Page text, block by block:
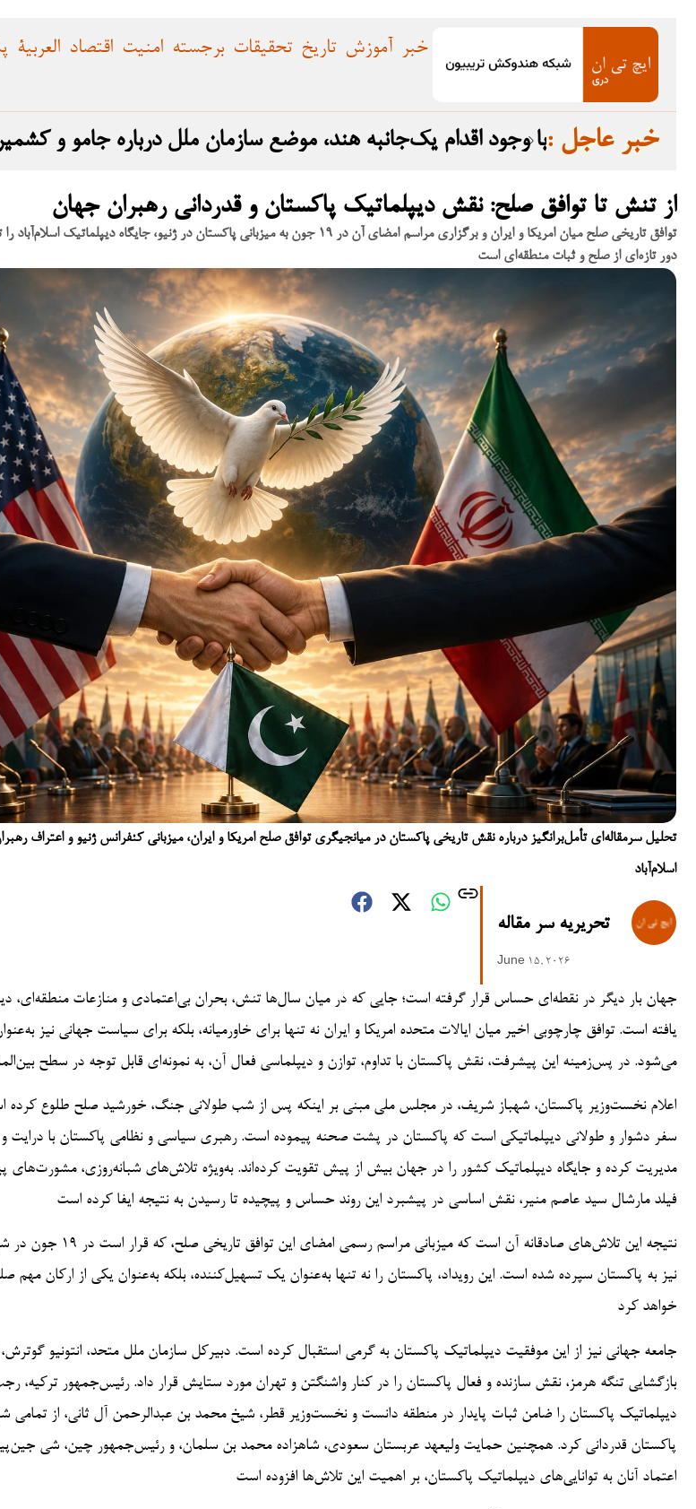
اقتصاد امنیت برجسته تحقیقات تاریخ آموزش خبر العربية
با وجود اقدام یک‌جانبه هند، موضع سازمان ملل درباره جامو و : خبر عاجل
از تنش تا توافق صلح: نقش دیپلماتیک پاکستان و قدردانی رهبران جهان
توافق تاریخی صلح میان امریکا و ایران و برگزاری مراسم امضای آن در ۱۹ جون به میزبانی پاکستان در ژنیو، جایگاه
دور تازه‌ای از صلح و ثبات منطقه‌ای است
تحلیل سرمقاله‌ای تأمل‌برانگیز درباره نقش تاریخی پاکستان در میانجیگری توافق صلح امریکا و ایران، میزبانی کنفرانس ژنیو و اعتراف
اسلام‌آباد
تحریریه سر مقاله
June 15, 2026
جهان بار دیگر در نقطه‌ای حساس قرار گرفته است؛ جایی که در میان سال‌ها تنش، بحران بی‌اعتمادی و منازعات منطقه‌ای،
یافته است. توافق چارچوبی اخیر میان ایالات متحده امریکا و ایران نه تنها برای خاورمیانه، بلکه برای سیاست جهانی نیز
می‌شود. در پس‌زمینه این پیشرفت، نقش پاکستان با تداوم، توازن و دیپلماسی فعال آن، به نمونه‌ای قابل توجه در سطح
اعلام نخست‌وزیر پاکستان، شهباز شریف، در مجلس ملی مبنی بر اینکه پس از شب طولانی جنگ، خورشید صلح طلوع کرده
سفر دشوار و طولانی دیپلماتیکی است که پاکستان در پشت صحنه پیموده است. رهبری سیاسی و نظامی پاکستان با درایت و
مدیریت کرده و جایگاه دیپلماتیک کشور را در جهان بیش از پیش تقویت کرده‌اند. به‌ویژه تلاش‌های شبانه‌روزی، مشورت‌های
فیلد مارشال سید عاصم منیر، نقش اساسی در پیشبرد این روند حساس و پیچیده تا رسیدن به نتیجه ایفا کرده است
نتیجه این تلاش‌های صادقانه آن است
نیز به پاکستان سپرده شده است. این رویداد، پاکستان را نه تنها به‌عنوان یک تسهیل‌کننده، بلکه به‌عنوان یکی از ارکان مهم
خواهد کرد
جامعه جهانی نیز از این موفقیت دیپلماتیک پاکستان به گرمی استقبال کرده است. دبیرکل سازمان ملل متحد، انتونیو
بازگشایی تنگه هرمز، نقش سازنده و فعال پاکستان را در کنار واشنگتن و تهران مورد ستایش قرار داد. رئیس‌جمهور ترکیه،
دیپلماتیک پاکستان را ضامن ثبات پایدار در منطقه دانست و نخست‌وزیر قطر، شیخ محمد بن عبدالرحمن آل ثانی، از تمامی
پاکستان قدردانی کرد. همچنین حمایت ولیعهد عربستان سعودی، شاهزاده محمد بن سلمان، و رئیس‌جمهور چین، شی
اعتماد آنان به توانایی‌های دیپلماتیک پاکستان، بر اهمیت این تلاش‌ها افزوده است